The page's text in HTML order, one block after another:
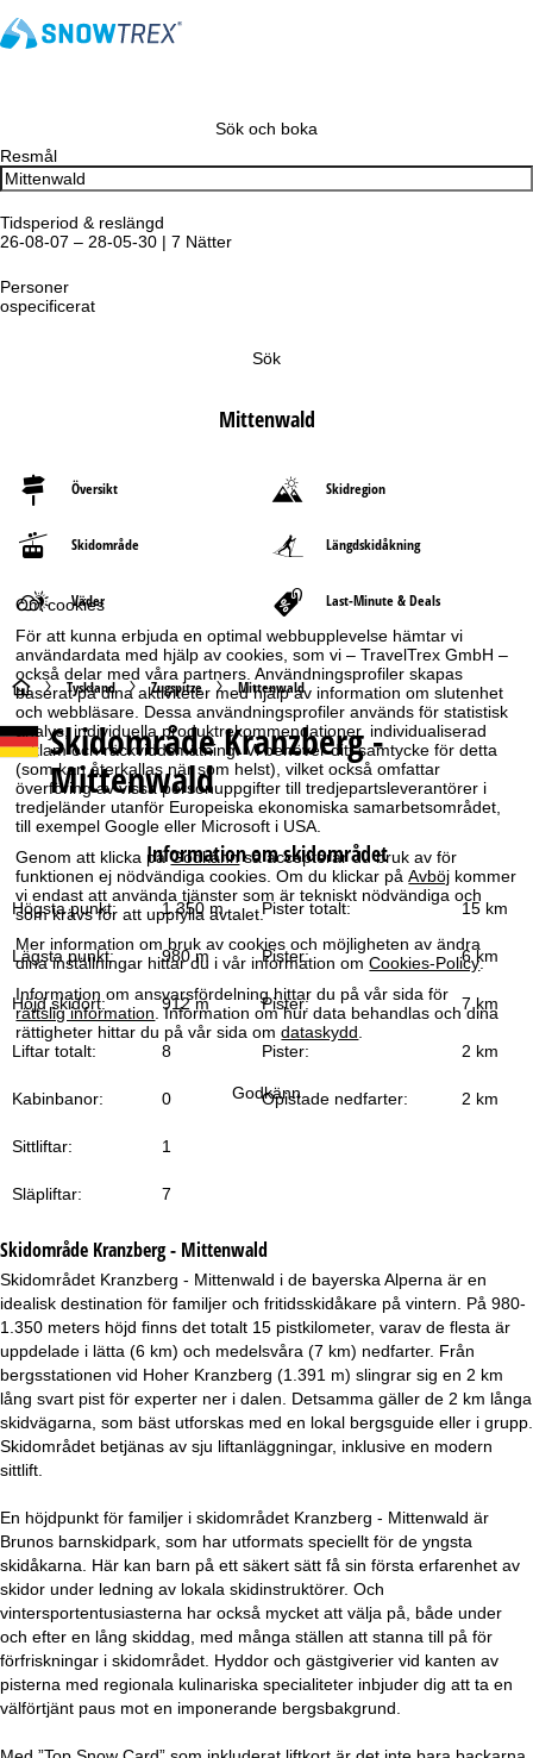
Om cookies
För att kunna erbjuda en optimal webbupplevelse hämtar vi
användardata med hjälp av cookies, som vi – TravelTrex GmbH –
också delar med våra partners. Användningsprofiler skapas
baserat på dina aktiviteter med hjälp av information om slutenhet
och webbläsare. Dessa användningsprofiler används för statistisk
analys, individuella produktrekommendationer, individualiserad
reklam och räckviddsmätning. Vi behöver ditt samtycke för detta
(som kan återkallas när som helst), vilket också omfattar
överföring av vissa personuppgifter till tredjepartsleverantörer i
tredjeländer utanför Europeiska ekonomiska samarbetsområdet,
till exempel Google eller Microsoft i USA.
Genom att klicka påGodkännså accepterar du bruk av för
funktionen ej nödvändiga cookies. Om du klickar påAvböj kommer
vi endast att använda tjänster som är tekniskt nödvändiga och
som krävs för att uppfylla avtalet.
Mer information om bruk av cookies och möjligheten av ändra
dina inställningar hittar du i vår information omCookies-Policy.
Information om ansvarsfördelning hittar du på vår sida för
rättslig information . Information om hur data behandlas och dina
rättigheter hittar du på vår sida omdataskydd
Godkänn
Sök och boka
Resmål
Tidsperiod & reslängd
26-08-07 – 28-05-30 | 7 Nätter
Personer
ospecificerat
Sök
Mittenwald
Översikt Skidregion
Skidområde Längdskidåkning
Väder Last-Minute & Deals
S
t
a
r
t
d
Tyskland Zugspitze Mittenwald
SkidområdeKranzberg -
Mittenwald
Information om skidområdet
Högsta punkt: 1 350 m Pister totalt: 15 km
Lägsta punkt: 980 m Pister: 6 km
Höjd skidort: 912 m Pister: 7 km
Liftar totalt: 8 Pister: 2 km
Kabinbanor: 0 Opistade nedfarter: 2 km
Sittliftar: 1
Släpliftar: 7
Skidområde Kranzberg - Mittenwald
Skidområdet Kranzberg - Mittenwald i de bayerska Alperna är en
idealisk destination för familjer och fritidsskidåkare på vintern. På 980-
1.350 meters höjd finns det totalt 15 pistkilometer, varav de flesta är
uppdelade i lätta (6 km) och medelsvåra (7 km) nedfarter. Från
bergsstationen vid Hoher Kranzberg (1.391 m) slingrar sig en 2 km
lång svart pist för experter ner i dalen. Detsamma gäller de 2 km långa
skidvägarna, som bäst utforskas med en lokal bergsguide eller i grupp.
Skidområdet betjänas av sju liftanläggningar, inklusive en modern
sittlift.
En höjdpunkt för familjer i skidområdet Kranzberg - Mittenwald är
Brunos barnskidpark, som har utformats speciellt för de yngsta
skidåkarna. Här kan barn på ett säkert sätt få sin första erfarenhet av
skidor under ledning av lokala skidinstruktörer. Och
vintersportentusiasterna har också mycket att välja på, både under
och efter en lång skiddag, med många ställen att stanna till på för
förfriskningar i skidområdet. Hyddor och gästgiverier vid kanten av
pisterna med regionala kulinariska specialiteter inbjuder dig att ta en
välförtjänt paus mot en imponerande bergsbakgrund.